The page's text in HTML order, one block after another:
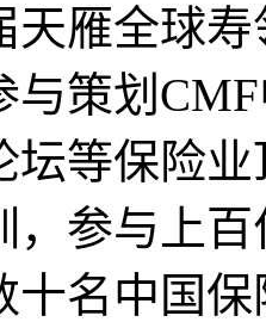
天雁全球
与策划
坛等保险
，参与上
十名中国